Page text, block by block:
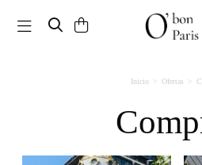
Toggle navigation
Inicio Ofertas